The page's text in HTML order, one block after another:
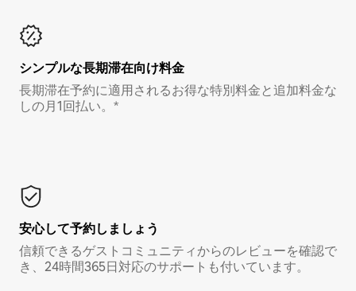
シンプルな長期滞在向け料金
長期滞在予約に適用されるお得な特別料金と追加料金な
しの月1回払い。*
安心して予約しましょう
信頼できるゲストコミュニティからのレビューを確認で
き、24時間365日対応のサポートも付いています。